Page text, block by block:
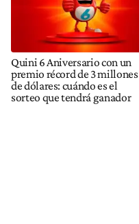
Quini 6 Aniversario con un
premio récord de 3 millones
de dólares: cuándo es el
sorteo que tendrá ganador